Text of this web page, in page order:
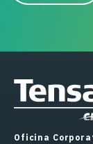
Oficina